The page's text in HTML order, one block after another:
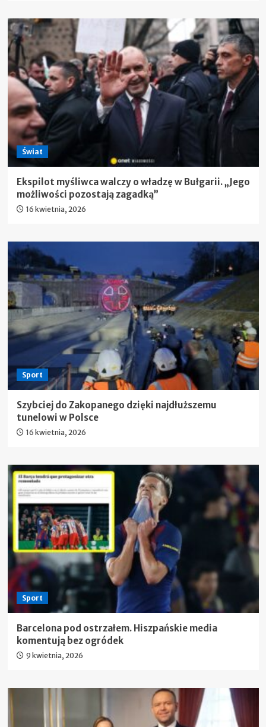
Świat
Ekspilot myśliwca walczy o władzę w Bułgarii. „Jego
możliwości pozostają zagadką”
16 kwietnia, 2026
Sport
Szybciej do Zakopanego dzięki najdłuższemu
tunelowi w Polsce
16 kwietnia, 2026
Sport
Barcelona pod ostrzałem. Hiszpańskie media
komentują bez ogródek
9 kwietnia, 2026